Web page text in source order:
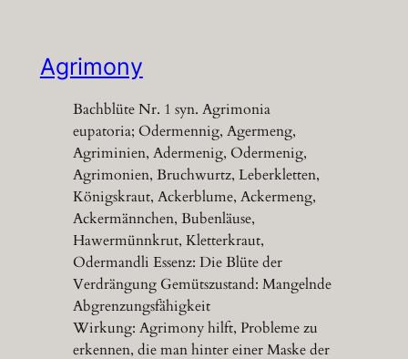
Agrimony
Bachblüte Nr. 1 syn. Agrimonia
eupatoria; Odermennig, Agermeng,
Agriminien, Adermenig, Odermenig,
Agrimonien, Bruchwurtz, Leberkletten,
Königskraut, Ackerblume, Ackermeng,
Ackermännchen, Bubenläuse,
Hawermünnkrut, Kletterkraut,
Odermandli Essenz: Die Blüte der
Verdrängung Gemütszustand: Mangelnde
Abgrenzungsfähigkeit
Wirkung: Agrimony hilft, Probleme zu
erkennen, die man hinter einer Maske der